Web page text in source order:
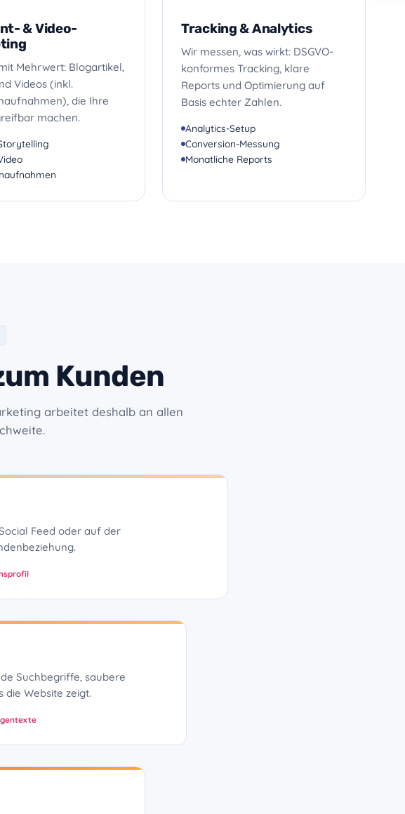
& Video-
Mehrwert: Blogartikel,
Videos (inkl.
die Ihre
machen.
Tracking & Analytics
Wir messen, was wirkt: DSGVO-
konformes Tracking, klare
Reports und Optimierung auf
Basis echter Zahlen.
Analytics-Setup
Conversion-Messung
Monatliche Reports
Kunden
arbeitet deshalb an allen
Feed oder auf der
Suchbegriffe, saubere
die Website zeigt.